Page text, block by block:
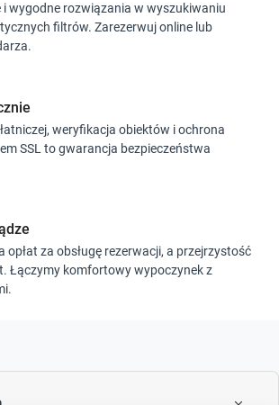
wygodne rozwiązania w wyszukiwaniu
filtrów. Zarezerwuj online lub
weryfikacja obiektów i ochrona
SSL to gwarancja bezpieczeństwa
opłat za obsługę rezerwacji, a przejrzystość
Łączymy komfortowy wypoczynek z